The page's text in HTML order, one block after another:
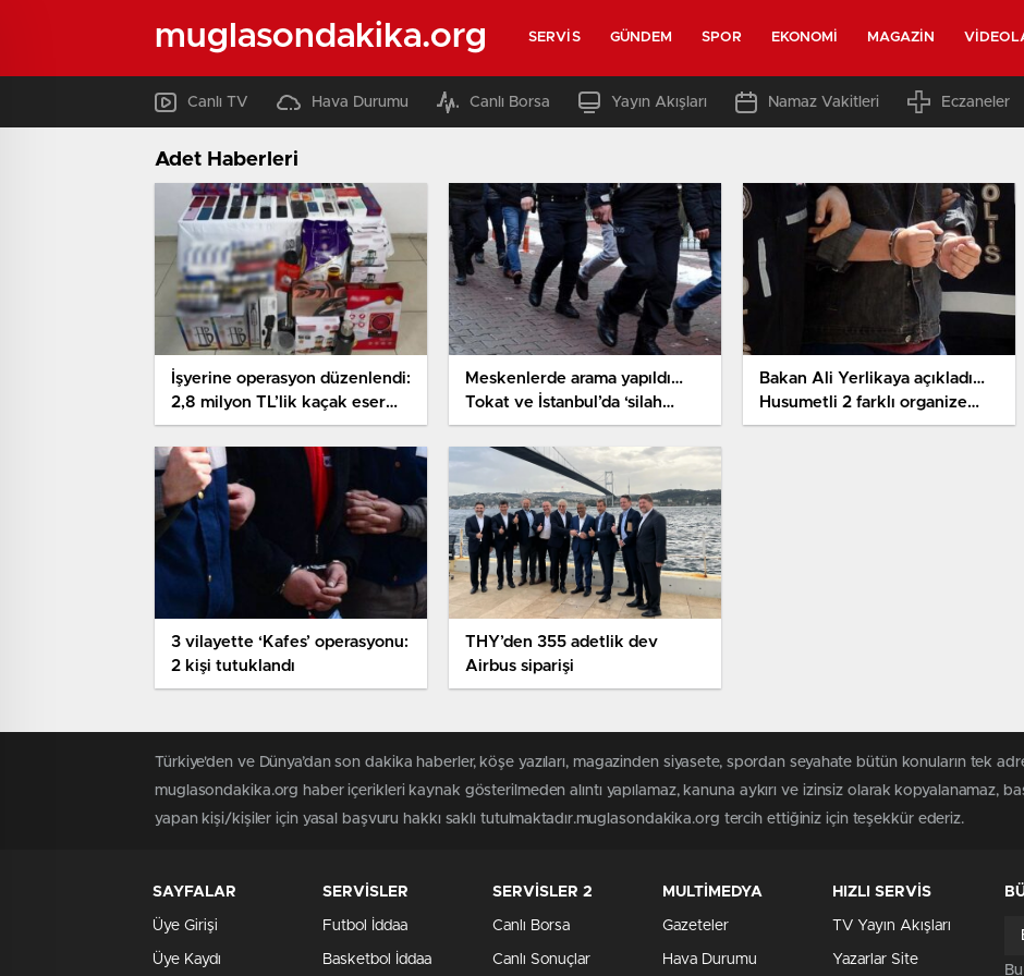
muglasondakika.org SERVIS GÜNDEM SPOR EKONOMI MAGAZIN
Canlı TV Hava Durumu Canlı Borsa Yayın Akışları Namaz Vakitleri Eczaneler
Adet Haberleri
İşyerine operasyon düzenlendi:
2,8 milyon TL’lik kaçak eser
ele geçirildi
Meskenlerde arama yapıldı…
Tokat ve İstanbul’da ‘silah
kaçakçılığı’ operasyonu: 12
gözaltı
Bakan Ali Yerlikaya açıkladı…
Husumetli 2 farklı organize
cürüm örgütüne operasyon
3 vilayette ‘Kafes’ operasyonu:
2 kişi tutuklandı
THY’den 355 adetlik dev
Airbus siparişi
Türkiye'den ve Dünya’dan son dakika haberler, köşe yazıları, magazinden siyasete, spordan seyahate bütün konuların tek
muglasondakika.org haber içerikleri kaynak gösterilmeden alıntı yapılamaz, kanuna aykırı ve izinsiz olarak kopyalanamaz,
yapan kişi/kişiler için yasal başvuru hakkı saklı tutulmaktadır.muglasondakika.org tercih ettiğiniz için teşekkür ederiz.
SAYFALAR
Üye Girişi
Üye Kaydı
SERVİSLER
Futbol İddaa
Basketbol İddaa
SERVİSLER 2
Canlı Borsa
Canlı Sonuçlar
MULTİMEDYA
Gazeteler
Hava Durumu
HIZLI SERVİS
TV Yayın Akışları
Yazarlar Site